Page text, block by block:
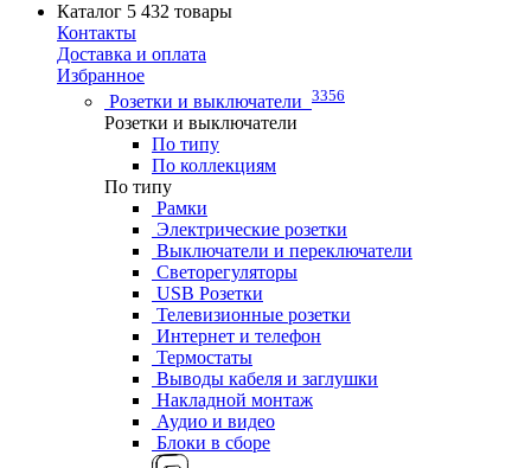
Каталог 5 432 товары
Контакты
Доставка и оплата
Избранное
Розетки и выключатели 3356
Розетки и выключатели
По типу
По коллекциям
По типу
Рамки
Электрические розетки
Выключатели и переключатели
Светорегуляторы
USB Розетки
Телевизионные розетки
Интернет и телефон
Термостаты
Выводы кабеля и заглушки
Накладной монтаж
Аудио и видео
Блоки в сборе